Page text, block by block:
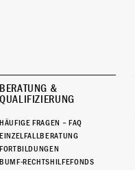
BERATUNG &
QUALIFIZIERUNG
HÄUFIGE FRAGEN – FAQ
EINZELFALLBERATUNG
FORTBILDUNGEN
BUMF-RECHTSHILFEFONDS